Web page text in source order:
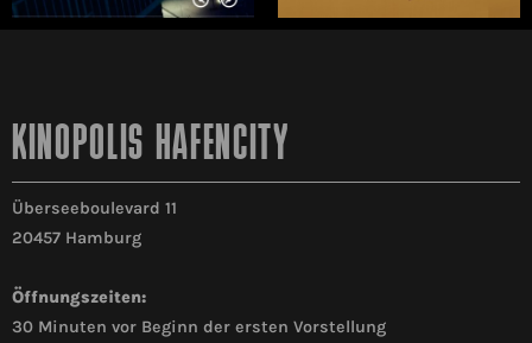
KINOPOLIS HAFENCITY
Überseeboulevard 11
20457 Hamburg
Öffnungszeiten:
30 Minuten vor Beginn der ersten Vorstellung